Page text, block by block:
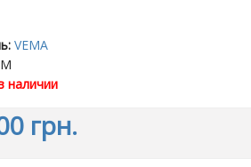
VEMA
наличии
грн.